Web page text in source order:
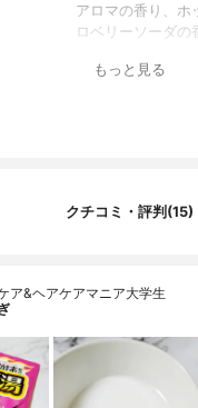
アロマの香り、ホ
ロベリーソーダの
ジャーの香り：
り：白濁グリーン
ホットジンジャー
ン酸Na、PEG-
リパーゼ、二酸化
果実エキス、ショ
子エキス、水、シ
もっと見る
クチコミ・評判(15)
ア&ヘアケアマニア大学生